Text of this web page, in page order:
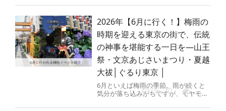
（18）＝高砂部屋＝は東京都葛飾区...
2026年【6月に行く！】梅雨の
時期を迎える東京の街で、伝統
の神事を堪能する一日を―山王
祭・文京あじさいまつり・夏越
大祓│ぐるり東京 │
6月といえば梅雨の季節。雨が続くと
気分が落ち込みがちですが、モヤモヤ
05-20